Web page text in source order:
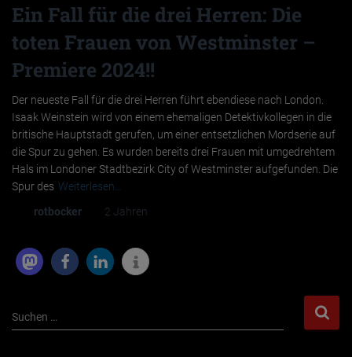
Ein Fall für die drei Herren: Die
toten Frauen von Westminster –
Premiere 2024!!
Der neueste Fall für die drei Herren führt ebendiese nach London.
Isaak Weinstein wird von einem ehemaligen Detektivkollegen in die
britische Hauptstadt gerufen, um einer entsetzlichen Mordserie auf
die Spur zu gehen. Es wurden bereits drei Frauen mit umgedrehtem
Hals im Londoner Stadtbezirk City of Westminster aufgefunden. Die
Spur des Weiterlesen…
rotbocker 2 Jahren
S
u
Suchen …